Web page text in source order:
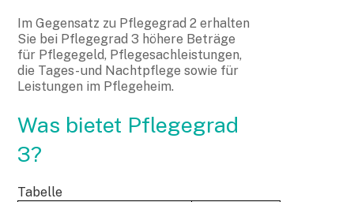
Im Gegensatz zu Pflegegrad 2 erhalten
Sie bei Pflegegrad 3 höhere Beträge
für Pflegegeld, Pflegesachleistungen,
die Tages- und Nachtpflege sowie für
Leistungen im Pflegeheim.
Was bietet Pflegegrad
3?
Tabelle